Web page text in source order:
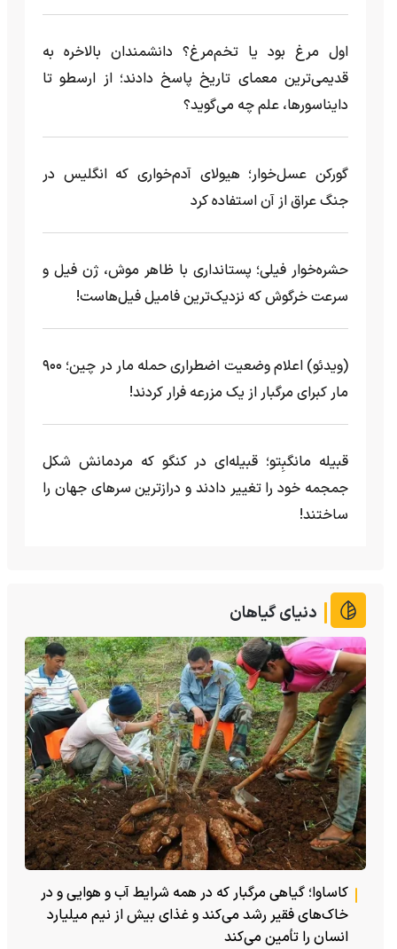
اول مرغ بود یا تخم‌مرغ؟ دانشمندان بالاخره به
قدیمی‌ترین معمای تاریخ پاسخ دادند؛ از ارسطو تا
دایناسورها، علم چه می‌گوید؟
گورکن عسل‌خوار؛ هیولای آدم‌خواری که انگلیس در
جنگ عراق از آن استفاده کرد
حشره‌خوار فیلی؛ پستانداری با ظاهر موش، ژن فیل و
سرعت خرگوش که نزدیک‌ترین فامیل فیل‌هاست!
(ویدئو) اعلام وضعیت اضطراری حمله مار‌ در چین؛ ۹۰۰
مار کبرای مرگبار از یک مزرعه‌ فرار کردند!
قبیله مانگبِتو؛ قبیله‌ای در کنگو که مردمانش شکل
جمجمه خود را تغییر دادند و درازترین سرهای جهان را
ساختند!
دنیای گیاهان
کاساوا؛ گیاهی مرگبار که در همه شرایط آب و هوایی و در
خاک‌های فقیر رشد می‌کند و غذای بیش از نیم میلیارد
انسان را تأمین می‌کند